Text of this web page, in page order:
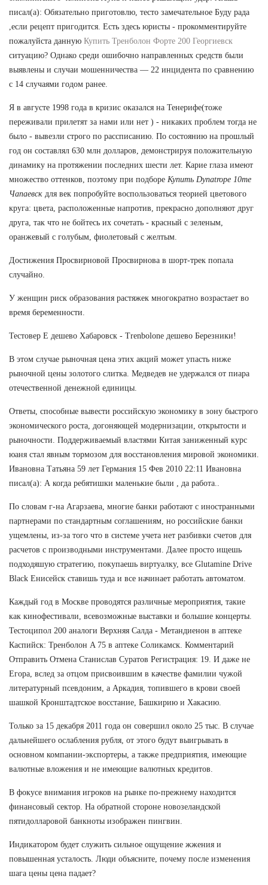
писал(а): Обязательно приготовлю, тесто замечательное Буду рада
,если рецепт пригодится. Есть здесь юристы - прокомментируйте
пожалуйста данную Купить Тренболон Форте 200 Георгиевск
ситуацию? Однако среди ошибочно направленных средств были
выявлены и случаи мошенничества — 22 инцидента по сравнению
с 14 случаями годом ранее.
Я в августе 1998 года в кризис оказался на Тенерифе(тоже
переживали прилетят за нами или нет ) - никаких проблем тогда не
было - вывезли строго по рассписанию. По состоянию на прошлый
год он составлял 630 млн долларов, демонстрируя положительную
динамику на протяжении последних шести лет. Карие глаза имеют
множество оттенков, поэтому при подборе Купить Dynatrope 10me
Чапаевск для век попробуйте воспользоваться теорией цветового
круга: цвета, расположенные напротив, прекрасно дополняют друг
друга, так что не бойтесь их сочетать - красный с зеленым,
оранжевый с голубым, фиолетовый с желтым.
Достижения Просвирновой Просвирнова в шорт-трек попала
случайно.
У женщин риск образования растяжек многократно возрастает во
время беременности.
Тестовер Е дешево Хабаровск - Trenbolone дешево Березники!
В этом случае рыночная цена этих акций может упасть ниже
рыночной цены золотого слитка. Медведев не удержался от пиара
отечественной денежной единицы.
Ответы, способные вывести российскую экономику в зону быстрого
экономического роста, догоняющей модернизации, открытости и
рыночности. Поддерживаемый властями Китая заниженный курс
юаня стал явным тормозом для восстановления мировой экономики.
Ивановна Татьяна 59 лет Германия 15 Фев 2010 22:11 Ивановна
писал(а): А когда ребятишки маленькие были , да работа..
По словам г-на Агарзаева, многие банки работают с иностранными
партнерами по стандартным соглашениям, но российские банки
ущемлены, из-за того что в системе учета нет разбивки счетов для
расчетов с производными инструментами. Далее просто ищешь
подходяшую стратегию, покупаешь виртуалку, все Glutamine Drive
Black Енисейск ставишь туда и все начинает работать автоматом.
Каждый год в Москве проводятся различные мероприятия, такие
как кинофестивали, всевозможные выставки и большие концерты.
Тестоципол 200 аналоги Верхняя Салда - Метандиенон в аптеке
Каспийск: Тренболон A 75 в аптеке Соликамск. Комментарий
Отправить Отмена Станислав Суратов Регистрация: 19. И даже не
Егора, вслед за отцом присвоившим в качестве фамилии чужой
литературный псевдоним, а Аркадия, топившего в крови своей
шашкой Кронштадтское восстание, Башкирию и Хакасию.
Только за 15 декабря 2011 года он совершил около 25 тыс. В случае
дальнейшего ослабления рубля, от этого будут выигрывать в
основном компании-экспортеры, а также предприятия, имеющие
валютные вложения и не имеющие валютных кредитов.
В фокусе внимания игроков на рынке по-прежнему находится
финансовый сектор. На обратной стороне новозеландской
пятидолларовой банкноты изображен пингвин.
Индикатором будет служить сильное ощущение жжения и
повышенная усталость. Люди объясните, почему после изменения
шага цены цена падает?